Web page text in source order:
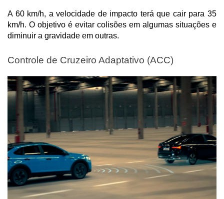
A 60 km/h, a velocidade de impacto terá que cair para 35
km/h. O objetivo é evitar colisões em algumas situações e
diminuir a gravidade em outras.
Controle de Cruzeiro Adaptativo (ACC)